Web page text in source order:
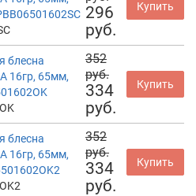
296
руб.
Купить
блесна
16гр, 65мм,
352
руб.
334
руб.
Купить
блесна
16гр, 65мм,
352
руб.
334
руб.
Купить